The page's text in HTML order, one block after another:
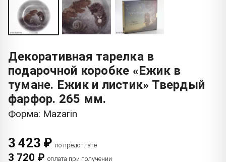
Декоративная тарелка в
подарочной коробке «Ежик в
тумане. Ежик и листик» Твердый
фарфор. 265 мм.
Форма: Mazarin
3 423 ₽ по предоплате
3 720 ₽ оплата при получении